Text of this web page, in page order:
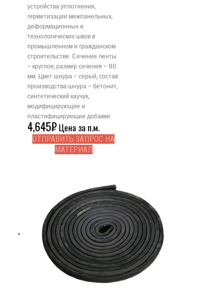
устройства уплотнения,
герметизации межпанельных,
деформационных и
технологических швов в
промышленном и гражданском
строительстве. Сечение ленты
- круглое, размер сечения - 90
мм. Цвет шнура - серый, состав
производства шнура - бетонит,
синтетический каучук,
модифицирующие и
пластифицирующие добавки.
4,645₽Цена за п.м.
ОТПРАВИТЬ ЗАПРОС НА
МАТЕРИАЛ